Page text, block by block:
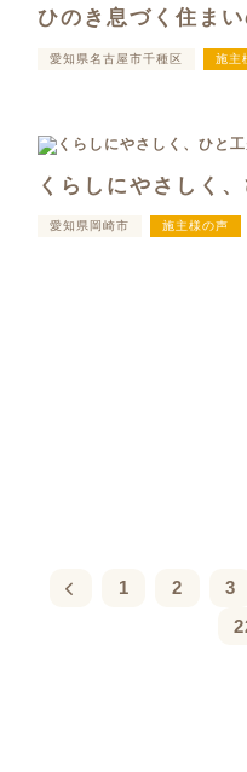
ひのき息づく住まい
愛知県名古屋市千種区 施主
くらしにやさしく、
愛知県岡崎市 施主様の声
1 2 3